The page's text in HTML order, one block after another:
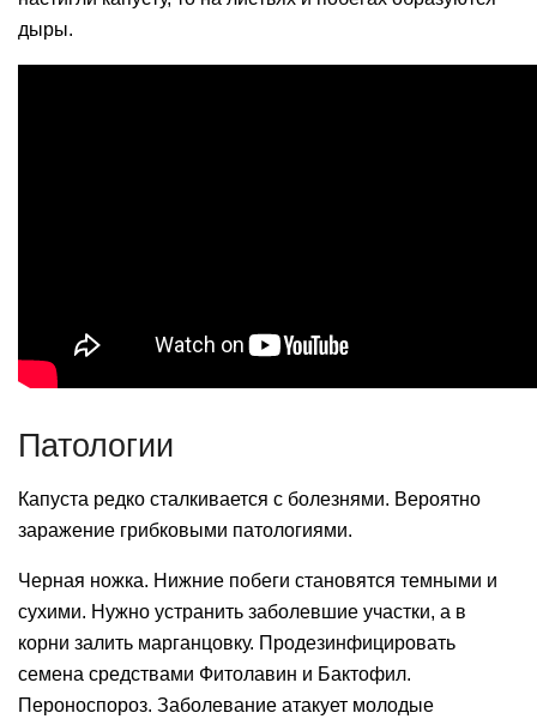
дыры.
Патологии
Капуста редко сталкивается с болезнями. Вероятно
заражение грибковыми патологиями.
Черная ножка. Нижние побеги становятся темными и
сухими. Нужно устранить заболевшие участки, а в
корни залить марганцовку. Продезинфицировать
семена средствами Фитолавин и Бактофил.
Пероноспороз. Заболевание атакует молодые